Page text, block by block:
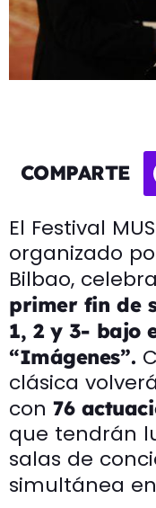
COMPARTE
El Festival
organizado
Bilbao,
primer fin de
1, 2 y 3- bajo
“Imágenes”.
clásica
con 76
que tendrán
salas de
simultánea